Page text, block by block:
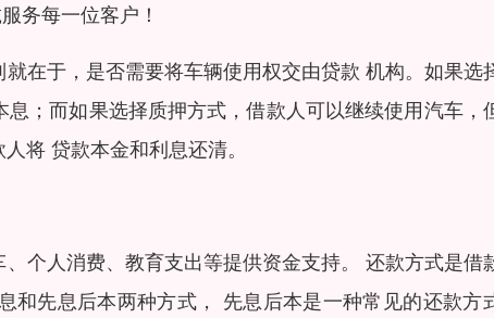
务每一位客户！
在于，是否需要将车辆使用权交由贷款 机构。如果选
；而如果选择质押方式，借款人可以继续使用汽车，
将 贷款本金和利息还清。
个人消费、教育支出等提供资金支持。 还款方式是借
和先息后本两种方式， 先息后本是一种常见的还款方